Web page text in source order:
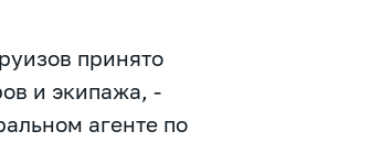
принято
и экипажа, -
агенте по